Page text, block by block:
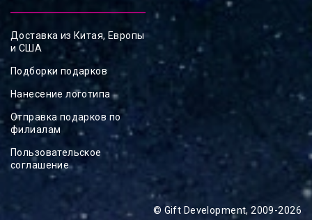
© Gift Development, 2009-2026
Доставка из Китая, Европы
и США
Подборки подарков
Нанесение логотипа
Отправка подарков по
филиалам
Пользовательское
соглашение